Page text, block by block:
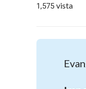
1,575 vista